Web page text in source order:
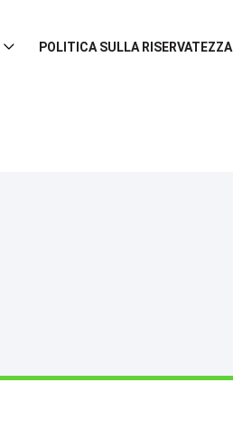
POLITICA SULLA RISERVATEZZA